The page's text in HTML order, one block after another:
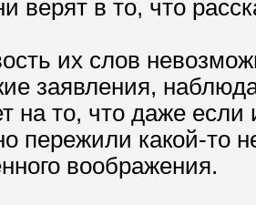
верят в то, что
их слов
заявления,
на то, что даже
пережили какой-то
воображения.